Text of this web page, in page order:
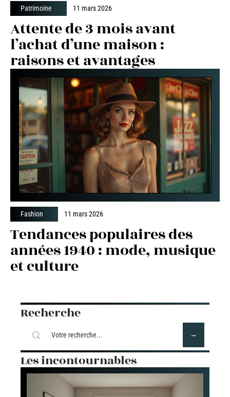
Patrimoine 11 mars 2026
Attente de 3 mois avant
l’achat d’une maison :
raisons et avantages
Fashion 11 mars 2026
Tendances populaires des
années 1940 : mode, musique
et culture
Recherche
Les incontournables